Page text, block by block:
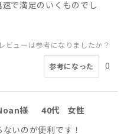
で満足のいくものでし
ビューは参考になりましたか？
参考になった 0
様 40代
女性
いのが便利です！